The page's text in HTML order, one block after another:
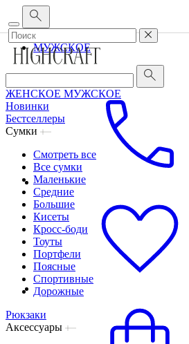
Корпоративным клиентам
ЖЕНСКОЕ
МУЖСКОЕ
ЖЕНСКОЕ МУЖСКОЕ
Новинки
Бестселлеры
Сумки
Смотреть все
Все сумки
Маленькие
Средние
Большие
Кисеты
Кросс-боди
Тоуты
Портфели
Поясные
Спортивные
Дорожные
Рюкзаки
Аксессуары